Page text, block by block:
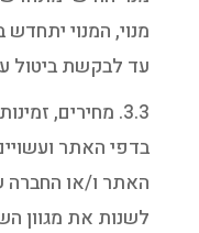
מנוי, המנוי
עד לבקשת ביטול
3.3. מחירים,
בדפי האתר
האתר ו/או החברה
לשנות את מגוון